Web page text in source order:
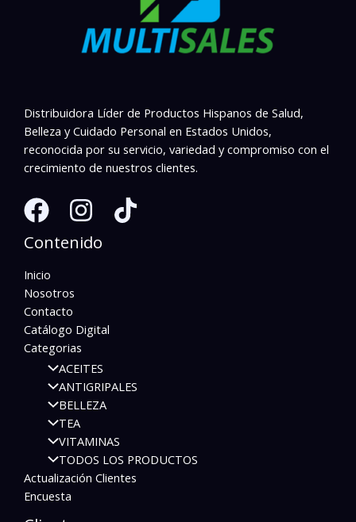
Distribuidora Líder de Productos Hispanos de Salud,
Belleza y Cuidado Personal en Estados Unidos,
reconocida por su servicio, variedad y compromiso con el
crecimiento de nuestros clientes.
Contenido
Inicio
Nosotros
Contacto
Catálogo Digital
Categorias
ACEITES
ANTIGRIPALES
BELLEZA
TEA
VITAMINAS
TODOS LOS PRODUCTOS
Actualización Clientes
Encuesta